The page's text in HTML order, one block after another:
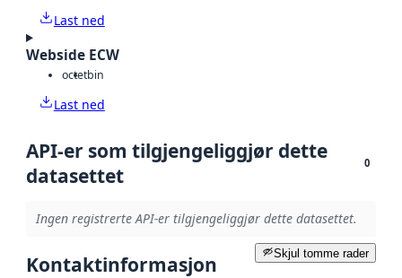
Last ned
Webside ECW
octetbin
Last ned
API-er som tilgjengeliggjør dette
datasettet
0
Ingen registrerte API-er tilgjengeliggjør dette datasettet.
Skjul tomme rader
Kontaktinformasjon